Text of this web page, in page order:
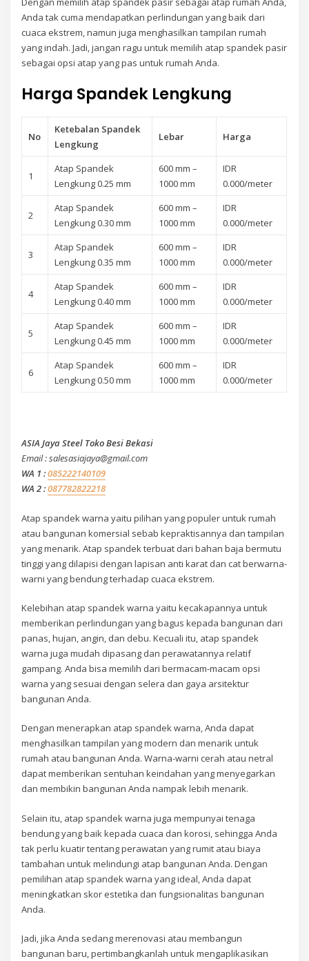
Anda tak cuma mendapatkan perlindungan yang baik dari
cuaca ekstrem, namun juga menghasilkan tampilan rumah
yang indah. Jadi, jangan ragu untuk memilih atap spandek pasir
sebagai opsi atap yang pas untuk rumah Anda.
Harga Spandek Lengkung
No
Ketebalan Spandek
Lengkung
Lebar Harga
1
Atap Spandek
Lengkung 0.25 mm
600 mm –
1000 mm
IDR
0.000/meter
2
Atap Spandek
Lengkung 0.30 mm
600 mm –
1000 mm
IDR
0.000/meter
3
Atap Spandek
Lengkung 0.35 mm
600 mm –
1000 mm
IDR
0.000/meter
4
Atap Spandek
Lengkung 0.40 mm
600 mm –
1000 mm
IDR
0.000/meter
5
Atap Spandek
Lengkung 0.45 mm
600 mm –
1000 mm
IDR
0.000/meter
6
Atap Spandek
Lengkung 0.50 mm
600 mm –
1000 mm
IDR
0.000/meter
ASIA Jaya Steel Toko Besi Bekasi
Email : salesasiajaya@gmail.com
WA 1 :085222140109
WA 2 :087782822218
Atap spandek warna yaitu pilihan yang populer untuk rumah
atau bangunan komersial sebab kepraktisannya dan tampilan
yang menarik. Atap spandek terbuat dari bahan baja bermutu
tinggi yang dilapisi dengan lapisan anti karat dan cat berwarna-
warni yang bendung terhadap cuaca ekstrem.
Kelebihan atap spandek warna yaitu kecakapannya untuk
memberikan perlindungan yang bagus kepada bangunan dari
panas, hujan, angin, dan debu. Kecuali itu, atap spandek
warna juga mudah dipasang dan perawatannya relatif
gampang. Anda bisa memilih dari bermacam-macam opsi
warna yang sesuai dengan selera dan gaya arsitektur
bangunan Anda.
Dengan menerapkan atap spandek warna, Anda dapat
menghasilkan tampilan yang modern dan menarik untuk
rumah atau bangunan Anda. Warna-warni cerah atau netral
dapat memberikan sentuhan keindahan yang menyegarkan
dan membikin bangunan Anda nampak lebih menarik.
Selain itu, atap spandek warna juga mempunyai tenaga
bendung yang baik kepada cuaca dan korosi, sehingga Anda
tak perlu kuatir tentang perawatan yang rumit atau biaya
tambahan untuk melindungi atap bangunan Anda. Dengan
pemilihan atap spandek warna yang ideal, Anda dapat
meningkatkan skor estetika dan fungsionalitas bangunan
Anda.
Jadi, jika Anda sedang merenovasi atau membangun
bangunan baru, pertimbangkanlah untuk mengaplikasikan